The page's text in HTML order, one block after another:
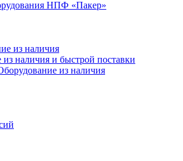
наличия и быстрой поставки